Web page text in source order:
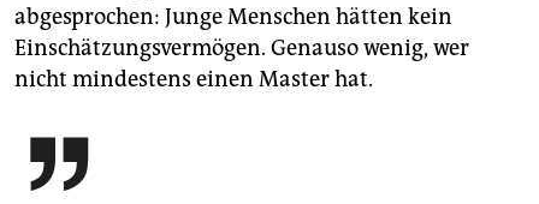
abgesprochen: Junge Menschen hätten kein
Einschätzungsvermögen. Genauso wenig, wer
nicht mindestens einen Master hat.
